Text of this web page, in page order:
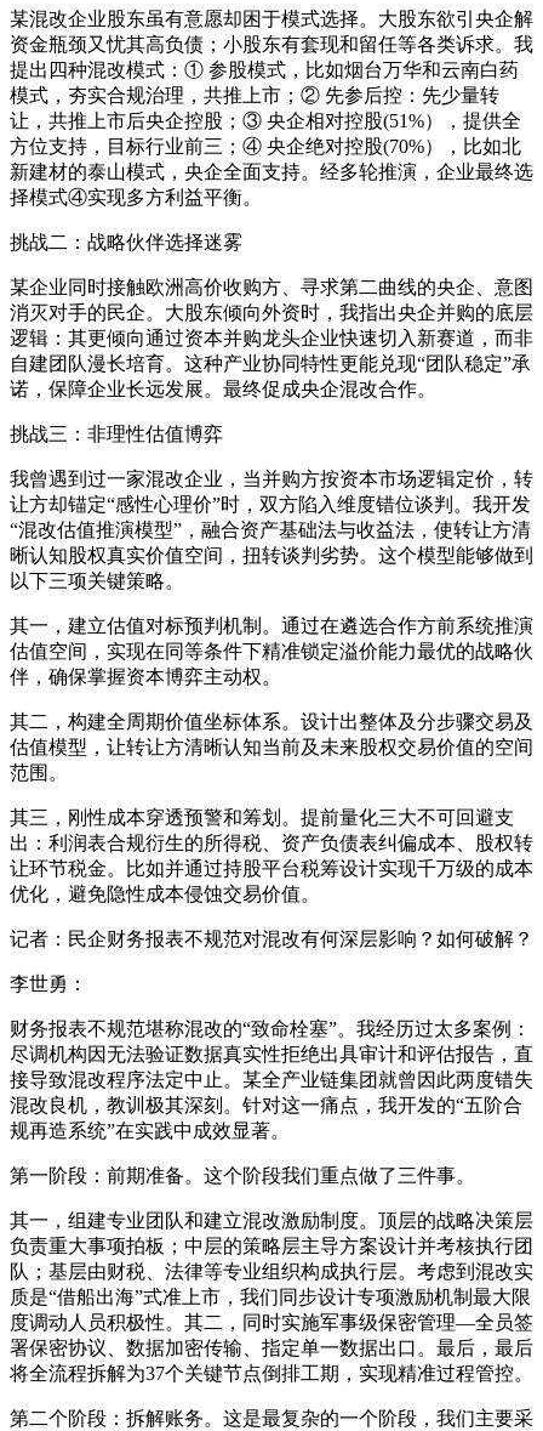
某混改企业股东虽有意愿却困于模式选择。大股东欲引央企解
资金瓶颈又忧其高负债；小股东有套现和留任等各类诉求。我
提出四种混改模式：① 参股模式，比如烟台万华和云南白药
模式，夯实合规治理，共推上市；② 先参后控：先少量转
让，共推上市后央企控股；③ 央企相对控股(51%），提供全
方位支持，目标行业前三；④ 央企绝对控股(70%），比如北
新建材的泰山模式，央企全面支持。经多轮推演，企业最终选
择模式④实现多方利益平衡。
挑战二：战略伙伴选择迷雾
某企业同时接触欧洲高价收购方、寻求第二曲线的央企、意图
消灭对手的民企。大股东倾向外资时，我指出央企并购的底层
逻辑：其更倾向通过资本并购龙头企业快速切入新赛道，而非
自建团队漫长培育。这种产业协同特性更能兑现“团队稳定”承
诺，保障企业长远发展。最终促成央企混改合作。
挑战三：非理性估值博弈
我曾遇到过一家混改企业，当并购方按资本市场逻辑定价，转
让方却锚定“感性心理价”时，双方陷入维度错位谈判。我开发
“混改估值推演模型”，融合资产基础法与收益法，使转让方清
晰认知股权真实价值空间，扭转谈判劣势。这个模型能够做到
以下三项关键策略。
其一，建立估值对标预判机制。通过在遴选合作方前系统推演
估值空间，实现在同等条件下精准锁定溢价能力最优的战略伙
伴，确保掌握资本博弈主动权。
其二，构建全周期价值坐标体系。设计出整体及分步骤交易及
估值模型，让转让方清晰认知当前及未来股权交易价值的空间
范围。
其三，刚性成本穿透预警和筹划。提前量化三大不可回避支
出：利润表合规衍生的所得税、资产负债表纠偏成本、股权转
让环节税金。比如并通过持股平台税筹设计实现千万级的成本
优化，避免隐性成本侵蚀交易价值。
记者：民企财务报表不规范对混改有何深层影响？如何破解？
李世勇：
财务报表不规范堪称混改的“致命栓塞”。我经历过太多案例：
尽调机构因无法验证数据真实性拒绝出具审计和评估报告，直
接导致混改程序法定中止。某全产业链集团就曾因此两度错失
混改良机，教训极其深刻。针对这一痛点，我开发的“五阶合
规再造系统”在实践中成效显著。
第一阶段：前期准备。这个阶段我们重点做了三件事。
其一，组建专业团队和建立混改激励制度。顶层的战略决策层
负责重大事项拍板；中层的策略层主导方案设计并考核执行团
队；基层由财税、法律等专业组织构成执行层。考虑到混改实
质是“借船出海”式准上市，我们同步设计专项激励机制最大限
度调动人员积极性。其二，同时实施军事级保密管理—全员签
署保密协议、数据加密传输、指定单一数据出口。最后，最后
将全流程拆解为37个关键节点倒排工期，实现精准过程管控。
第二个阶段：拆解账务。这是最复杂的一个阶段，我们主要采